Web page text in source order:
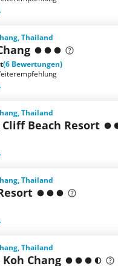
Thailand
(6 Bewertungen)
Thailand
Cliff Beach Resort
Thailand
Thailand
Chang